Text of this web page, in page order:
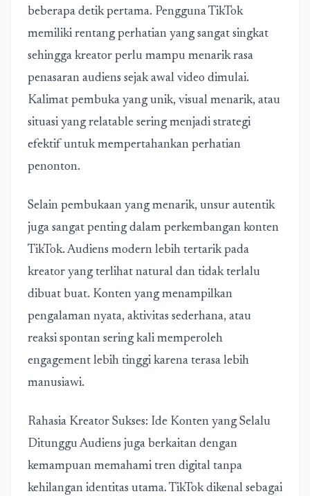
beberapa detik pertama. Pengguna TikTok
memiliki rentang perhatian yang sangat singkat
sehingga kreator perlu mampu menarik rasa
penasaran audiens sejak awal video dimulai.
Kalimat pembuka yang unik, visual menarik, atau
situasi yang relatable sering menjadi strategi
efektif untuk mempertahankan perhatian
penonton.
Selain pembukaan yang menarik, unsur autentik
juga sangat penting dalam perkembangan konten
TikTok. Audiens modern lebih tertarik pada
kreator yang terlihat natural dan tidak terlalu
dibuat buat. Konten yang menampilkan
pengalaman nyata, aktivitas sederhana, atau
reaksi spontan sering kali memperoleh
engagement lebih tinggi karena terasa lebih
manusiawi.
Rahasia Kreator Sukses: Ide Konten yang Selalu
Ditunggu Audiens juga berkaitan dengan
kemampuan memahami tren digital tanpa
kehilangan identitas utama. TikTok dikenal sebagai